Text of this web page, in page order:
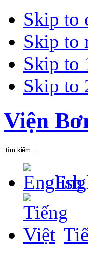
Skip to
Skip to
Skip to
Skip to
Viện